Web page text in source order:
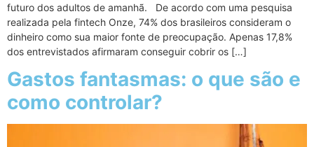
futuro dos adultos de amanhã. De acordo com uma pesquisa
realizada pela fintech Onze, 74% dos brasileiros consideram o
dinheiro como sua maior fonte de preocupação. Apenas 17,8%
dos entrevistados afirmaram conseguir cobrir os […]
Gastos fantasmas: o que são e
como controlar?